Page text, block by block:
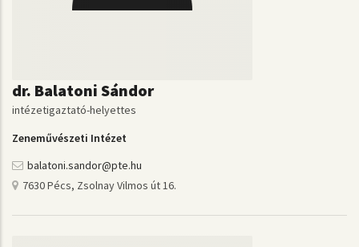
dr. Balatoni Sándor
intézetigaztató-helyettes
Zeneművészeti Intézet
balatoni.sandor@pte.hu
7630 Pécs, Zsolnay Vilmos út 16.